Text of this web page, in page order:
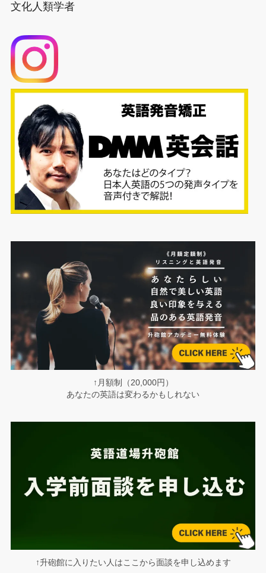
文化人類学者
↑月額制（20,000円）
あなたの英語は変わるかもしれない
↑升砲館に入りたい人はここから面談を申し込めます